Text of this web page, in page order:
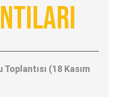
Toplantısı (18 Kasım